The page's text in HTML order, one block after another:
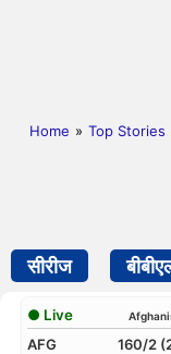
Home » Top Stories
सीरीज
● Live
AFG
160/2